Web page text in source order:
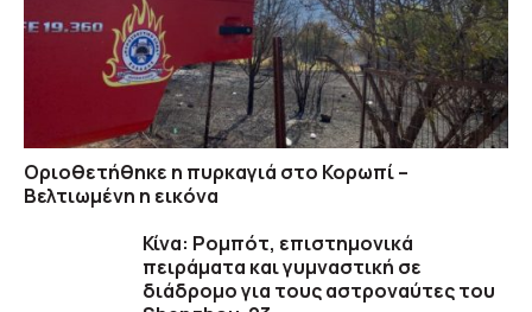
Οριοθετήθηκε η πυρκαγιά στο Κορωπί –
Βελτιωμένη η εικόνα
Κίνα: Ρομπότ, επιστημονικά
πειράματα και γυμναστική σε
διάδρομο για τους αστροναύτες του